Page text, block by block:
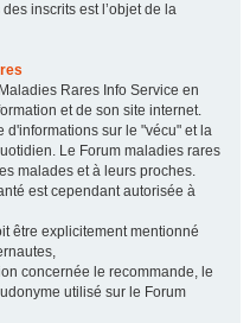
inscrits est l’objet de la
Rares Info Service en
et de son site internet.
d'informations sur le "vécu" et la
Le Forum maladies rares
malades et à leurs proches.
est cependant autorisée à
être explicitement mentionné
concernée le recommande, le
utilisé sur le Forum